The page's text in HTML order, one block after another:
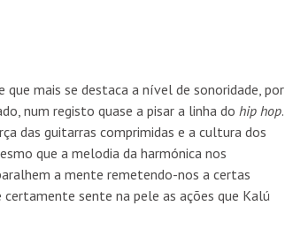
que mais se destaca a nível de sonoridade, por
num registo quase a pisar a linha do hip hop.
das guitarras comprimidas e a cultura dos
que a melodia da harmónica nos
a mente remetendo-nos a certas
sente na pele as ações que Kalú